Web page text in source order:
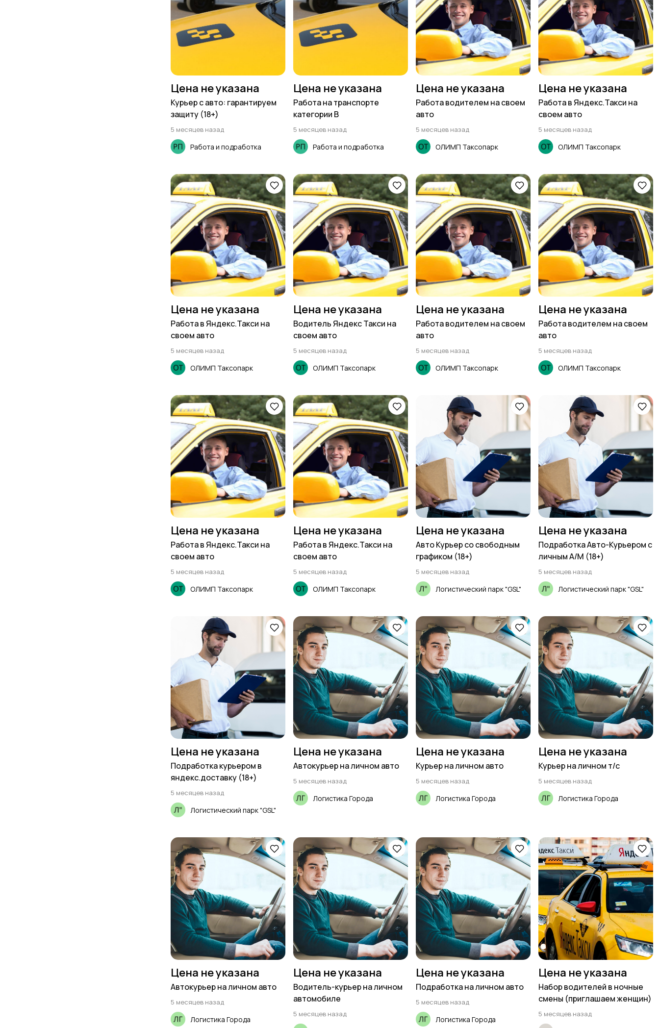
Цена не указана
Курьер с авто: гарантируем
защиту (18+)
5 месяцев назад
Работа и подработка
Цена не указана
Работа на транспорте
категории В
5 месяцев назад
Работа и подработка
Цена не указана
Работа водителем на своем
авто
5 месяцев назад
ОЛИМП Таксопарк
Цена не указана
Работа в Яндекс.Такси на
своем авто
5 месяцев назад
ОЛИМП Таксопарк
Цена не указана
Работа в Яндекс.Такси на
своем авто
5 месяцев назад
ОЛИМП Таксопарк
Цена не указана
Водитель Яндекс Такси на
своем авто
5 месяцев назад
ОЛИМП Таксопарк
Цена не указана
Работа водителем на своем
авто
5 месяцев назад
ОЛИМП Таксопарк
Цена не указана
Работа водителем на своем
авто
5 месяцев назад
ОЛИМП Таксопарк
Цена не указана
Работа в Яндекс.Такси на
своем авто
5 месяцев назад
ОЛИМП Таксопарк
Цена не указана
Работа в Яндекс.Такси на
своем авто
5 месяцев назад
ОЛИМП Таксопарк
Цена не указана
Авто Курьер со свободным
графиком (18+)
5 месяцев назад
Логистический парк "GSL"
Цена не указана
Подработка Авто-Курьером с
личным А/М (18+)
5 месяцев назад
Логистический парк "GSL"
Цена не указана
Подработка курьером в
яндекс.доставку (18+)
5 месяцев назад
Логистический парк "GSL"
Цена не указана
Автокурьер на личном авто
5 месяцев назад
Логистика Города
Цена не указана
Курьер на личном авто
5 месяцев назад
Логистика Города
Цена не указана
Курьер на личном т/с
5 месяцев назад
Логистика Города
Цена не указана
Автокурьер на личном авто
5 месяцев назад
Логистика Города
Цена не указана
Водитель-курьер на личном
автомобиле
5 месяцев назад
Цена не указана
Подработка на личном авто
5 месяцев назад
Логистика Города
Цена не указана
Набор водителей в ночные
смены (приглашаем женщин)
5 месяцев назад